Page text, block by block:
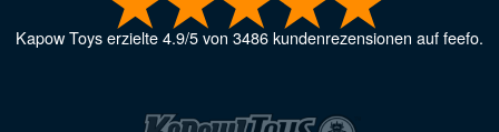
Kapow Toyserzielte4.9/5von3486kundenrezensionen auf feefo.